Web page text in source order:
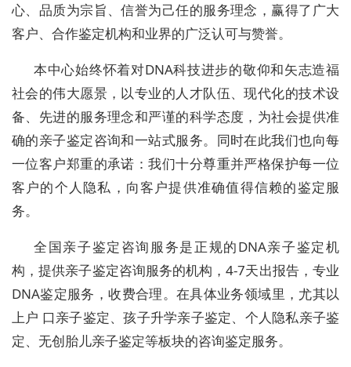
心、品质为宗旨、信誉为己任的服务理念，赢得了广大
客户、合作鉴定机构和业界的广泛认可与赞誉。
本中心始终怀着对DNA科技进步的敬仰和矢志造福
社会的伟大愿景，以专业的人才队伍、现代化的技术设
备、先进的服务理念和严谨的科学态度，为社会提供准
确的亲子鉴定咨询和一站式服务。同时在此我们也向每
一位客户郑重的承诺：我们十分尊重并严格保护每一位
客户的个人隐私，向客户提供准确值得信赖的鉴定服
务。
全国亲子鉴定咨询服务是正规的DNA亲子鉴定机
构，提供亲子鉴定咨询服务的机构，4-7天出报告，专业
DNA鉴定服务，收费合理。在具体业务领域里，尤其以
上户 口亲子鉴定、孩子升学亲子鉴定、个人隐私亲子鉴
定、无创胎儿亲子鉴定等板块的咨询鉴定服务。